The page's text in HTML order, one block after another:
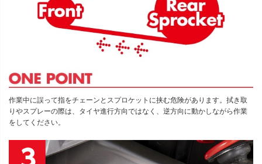
作業中に誤って指をチェーンとスプロケットに挟む危険があります。拭き取
りやスプレーの際は、タイヤ進行方向ではなく、逆方向に動かしながら作業
をしてください。